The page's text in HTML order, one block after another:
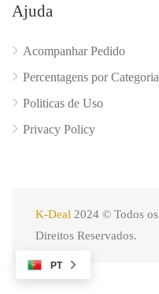
Ajuda
Acompanhar Pedido
Percentagens por Categoria
Politicas de Uso
Privacy Policy
K-Deal 2024 © Todos os
Direitos Reservados.
PT